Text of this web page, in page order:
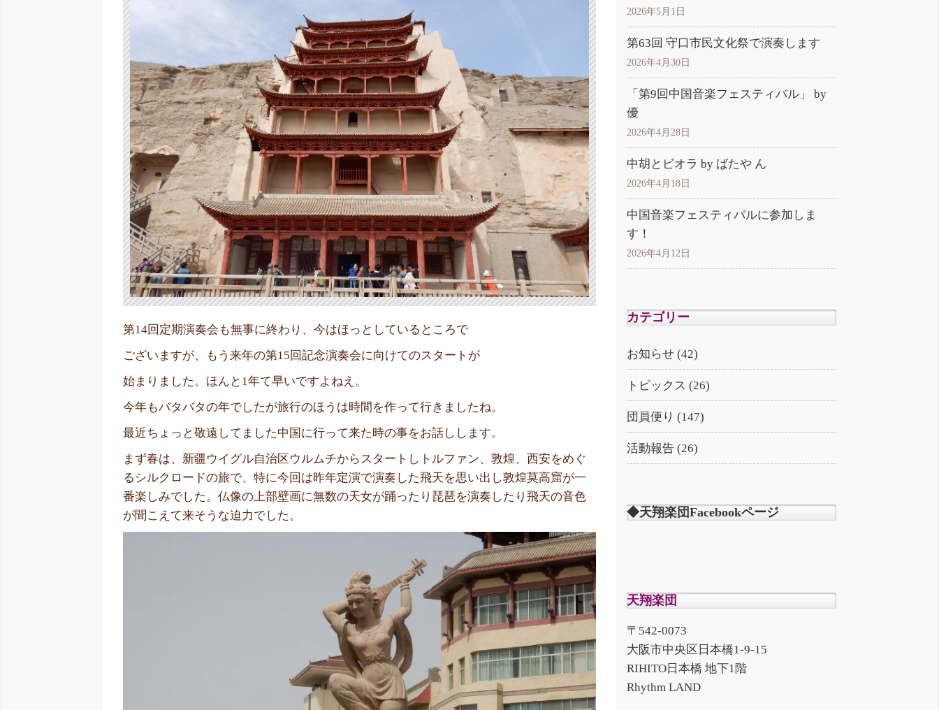
第14回定期演奏会も無事に終わり、今はほっとしているところで
ございますが、もう来年の第15回記念演奏会に向けてのスタートが
始まりました。ほんと1年て早いですよねえ。
今年もバタバタの年でしたが旅行のほうは時間を作って行きましたね。
最近ちょっと敬遠してました中国に行って来た時の事をお話しします。
まず春は、新疆ウイグル自治区ウルムチからスタートしトルファン、敦煌、西安をめぐ
るシルクロードの旅で、特に今回は昨年定演で演奏した飛天を思い出し敦煌莫高窟が一
番楽しみでした。仏像の上部壁画に無数の天女が踊ったり琵琶を演奏したり飛天の音色
が聞こえて来そうな迫力でした。
2026年5月1日
第63回 守口市民文化祭で演奏します
2026年4月30日
「第9回中国音楽フェスティバル」 by
優
2026年4月28日
中胡とビオラ by ばたや ん
2026年4月18日
中国音楽フェスティバルに参加しま
す！
2026年4月12日
カテゴリー
お知らせ (42)
トピックス (26)
団員便り (147)
活動報告 (26)
◆天翔楽団Facebookページ
天翔楽団
〒542-0073
大阪市中央区日本橋1-9-15
RIHITO日本橋 地下1階
Rhythm LAND